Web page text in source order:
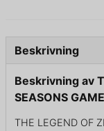
Beskrivning
Beskrivning av
SEASONS
THE LEGEND OF